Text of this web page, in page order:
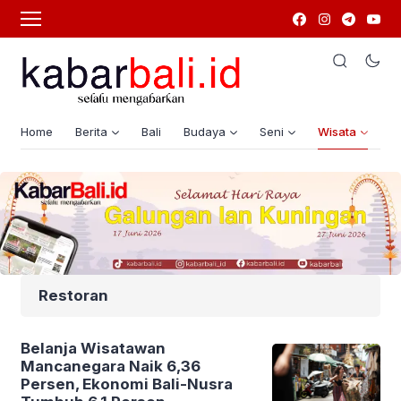
Home Berita Bali Budaya Seni Wisata
Restoran
Belanja Wisatawan
Mancanegara Naik 6,36
Persen, Ekonomi Bali-Nusra